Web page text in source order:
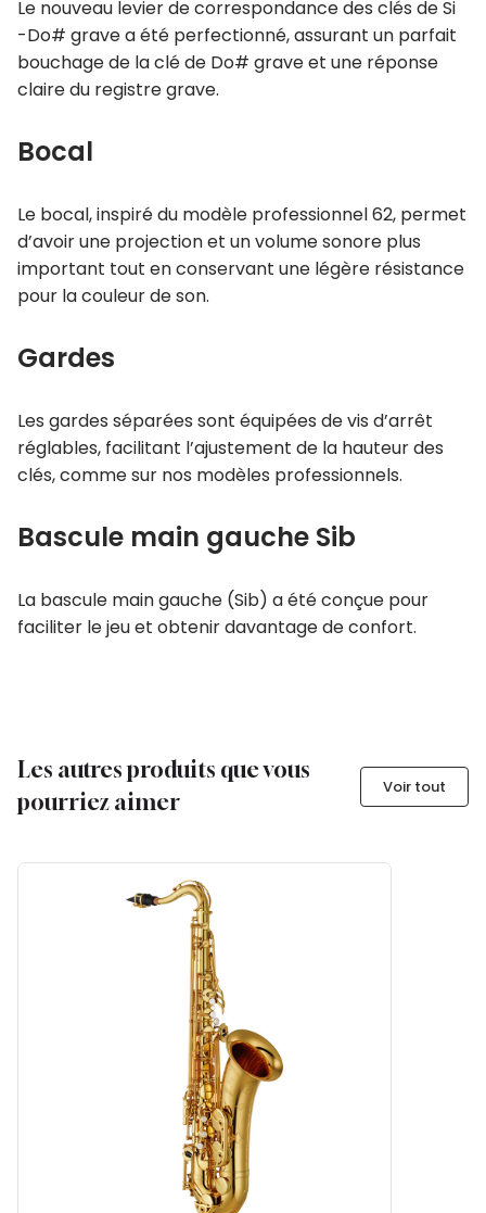
Le nouveau levier de correspondance des clés de Si
-Do# grave a été perfectionné, assurant un parfait
bouchage de la clé de Do# grave et une réponse
claire du registre grave.
Bocal
Le bocal, inspiré du modèle professionnel 62, permet
d’avoir une projection et un volume sonore plus
important tout en conservant une légère résistance
pour la couleur de son.
Gardes
Les gardes séparées sont équipées de vis d’arrêt
réglables, facilitant l’ajustement de la hauteur des
clés, comme sur nos modèles professionnels.
Bascule main gauche Sib
La bascule main gauche (Sib) a été conçue pour
faciliter le jeu et obtenir davantage de confort.
Les autres produits que vous
pourriez aimer
Voir tout